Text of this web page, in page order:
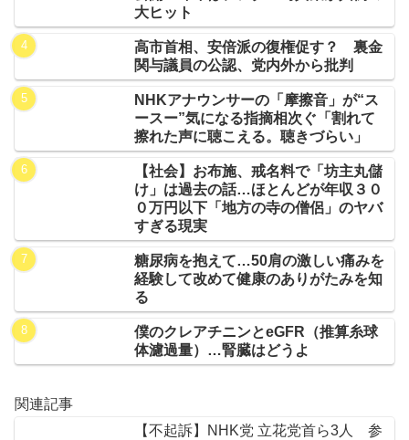
大ヒット
高市首相、安倍派の復権促す？ 裏金
関与議員の公認、党内外から批判
NHKアナウンサーの「摩擦音」が“ス
ースー”気になる指摘相次ぐ「割れて
擦れた声に聴こえる。聴きづらい」
【社会】お布施、戒名料で「坊主丸儲
け」は過去の話…ほとんどが年収３０
０万円以下「地方の寺の僧侶」のヤバ
すぎる現実
糖尿病を抱えて…50肩の激しい痛みを
経験して改めて健康のありがたみを知
る
僕のクレアチニンとeGFR（推算糸球
体濾過量）…腎臓はどうよ
関連記事
【不起訴】NHK党 立花党首ら3人 参